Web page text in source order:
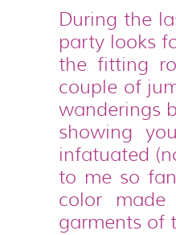
During the
party looks
the fitting
couple of
wanderings
showing
infatuated
to me so
color
garments of